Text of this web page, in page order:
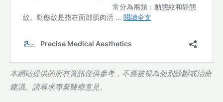
本網站提供的所有資訊僅供參考，不應被視為個別診斷或治療
建議。請尋求專業醫療意見。